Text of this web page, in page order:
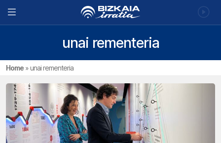
unai rementeria
Home »unai rementeria